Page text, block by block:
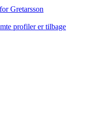
Gretarsson
profiler er tilbage